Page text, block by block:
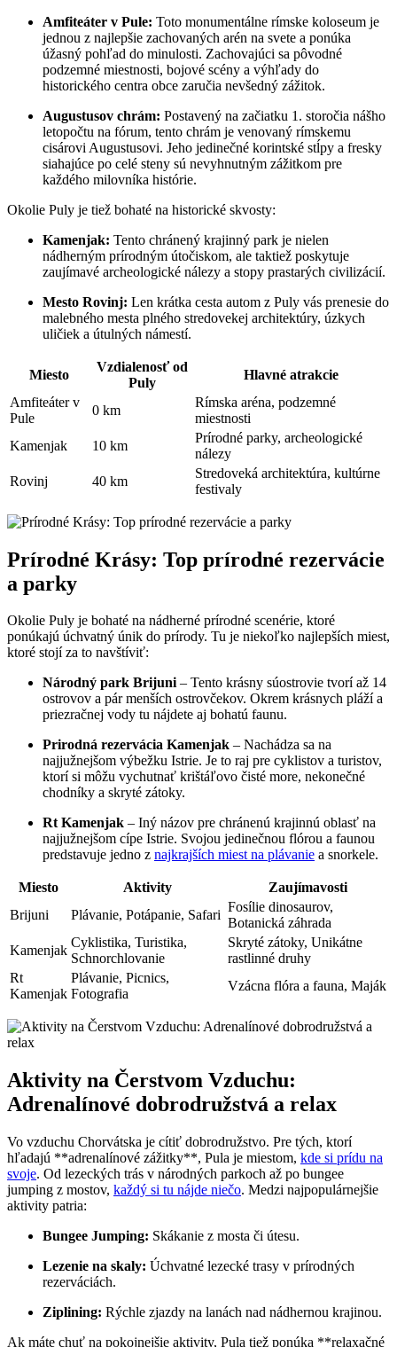
Amfiteáter v Pule: Toto monumentálne rímske koloseum je
jednou z najlepšie zachovaných arén na svete a ponúka
úžasný pohľad do minulosti. Zachovajúci sa pôvodné
podzemné miestnosti, bojové scény a výhľady do
historického centra obce zaručia nevšedný zážitok.
Augustusov chrám: Postavený na začiatku 1. storočia nášho
letopočtu na fórum, tento chrám je venovaný rímskemu
cisárovi Augustusovi. Jeho jedinečné korintské stĺpy a fresky
siahajúce po celé steny sú nevyhnutným zážitkom pre
každého milovníka histórie.
Okolie Puly je tiež bohaté na historické skvosty:
Kamenjak: Tento chránený krajinný park je nielen
nádherným prírodným útočiskom, ale taktiež poskytuje
zaujímavé archeologické nálezy a stopy prastarých civilizácií.
Mesto Rovinj: Len krátka cesta autom z Puly vás prenesie do
malebného mesta plného stredovekej architektúry, úzkych
uličiek a útulných námestí.
Miesto
Vzdialenosť od
Puly
Hlavné atrakcie
Amfiteáter v
Pule
0 km
Rímska aréna, podzemné
miestnosti
Kamenjak
10 km
Prírodné parky, archeologické
nálezy
Rovinj
40 km
Stredoveká architektúra, kultúrne
festivaly
Prírodné Krásy: Top prírodné rezervácie
a parky
Okolie Puly je bohaté na nádherné prírodné scenérie, ktoré
ponúkajú úchvatný únik do prírody. Tu je niekoľko najlepších miest,
ktoré stojí za to navštíviť:
Národný park Brijuni– Tento krásny súostrovie tvorí až 14
ostrovov a pár menších ostrovčekov. Okrem krásnych pláží a
priezračnej vody tu nájdete aj bohatú faunu.
Prirodná rezervácia Kamenjak – Nachádza sa na
najjužnejšom výbežku Istrie. Je to raj pre cyklistov a turistov,
ktorí si môžu vychutnať krištáľovo čisté more, nekonečné
chodníky a skryté zátoky.
Rt Kamenjak – Iný názov pre chránenú krajinnú oblasť na
najjužnejšom cípe Istrie. Svojou jedinečnou flórou a faunou
predstavuje jedno z najkrajších miest na plávanie a snorkele.
Miesto Aktivity
Zaujímavosti
Brijuni
Plávanie, Potápanie, Safari
Fosílie dinosaurov,
Botanická záhrada
Kamenjak
Cyklistika, Turistika,
Schnorchlovanie
Skryté zátoky, Unikátne
rastlinné druhy
Rt
Kamenjak
Plávanie, Picnics,
Fotografia
Vzácna flóra a fauna, Maják
Aktivity na Čerstvom Vzduchu:
Adrenalínové dobrodružstvá a relax
Vo vzduchu Chorvátska je cítiť dobrodružstvo. Pre tých, ktorí
hľadajú **adrenalínové zážitky**, Pula je miestom, kde si prídu na
svoje. Od lezeckých trás v národných parkoch až po bungee
jumping z mostov, každý si tu nájde niečo. Medzi najpopulárnejšie
aktivity patria:
Bungee Jumping: Skákanie z mosta či útesu.
Lezenie na skaly: Úchvatné lezecké trasy v prírodných
rezerváciách.
Ziplining: Rýchle zjazdy na lanách nad nádhernou krajinou.
Ak máte chuť na pokojnejšie aktivity, Pula tiež ponúka **relaxačné